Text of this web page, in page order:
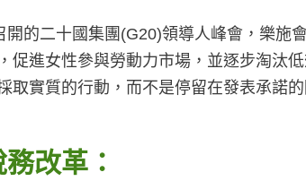
開的二十國集團(G20)領導人峰會，樂
促進女性參與勞動力市場，並逐步淘汰
取實質的行動，而不是停留在發表承諾的
改革：